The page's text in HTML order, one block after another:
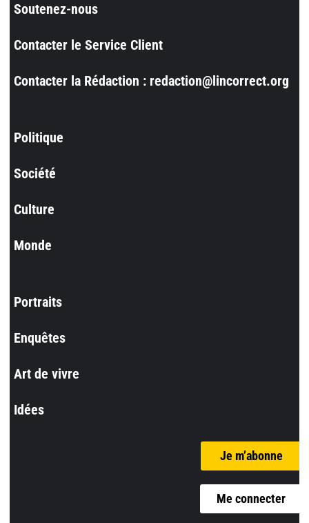
Soutenez-nous
Contacter le Service Client
Contacter la Rédaction : redaction@lincorrect.org
Politique
Société
Culture
Monde
Portraits
Enquêtes
Art de vivre
Idées
Je m’abonne
Me connecter